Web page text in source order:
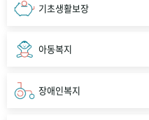
기초생활보장
아동복지
장애인복지